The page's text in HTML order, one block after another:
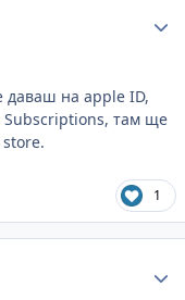
даваш на apple ID,
Subscriptions, там ще
store.
1